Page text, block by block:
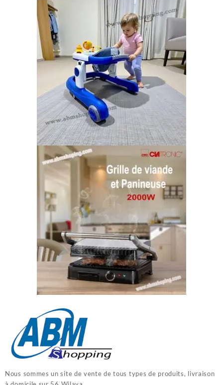
Nous sommes un site de vente de tous types de produits, livraison